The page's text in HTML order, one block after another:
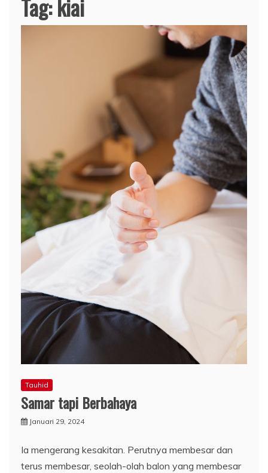
Tag:kiai
Tauhid
Samar tapi Berbahaya
Januari 29, 2024
Ia mengerang kesakitan. Perutnya membesar dan
terus membesar, seolah-olah balon yang membesar